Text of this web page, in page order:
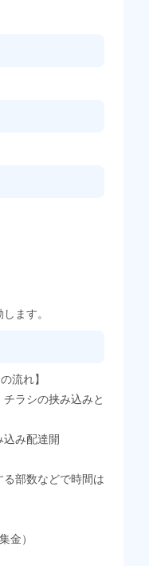
ます。
流れ】
ラシの挟み込みと
み配達開
部数などで時間は
金）